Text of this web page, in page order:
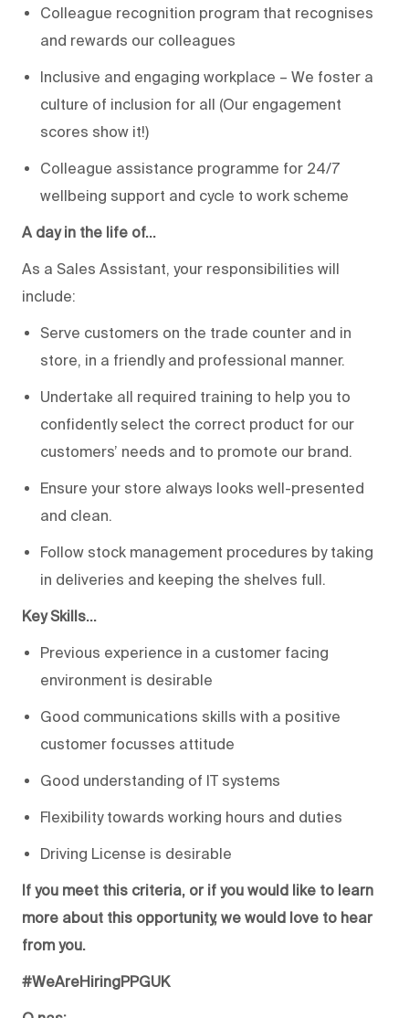
Colleague recognition program that recognises
and rewards our colleagues
Inclusive and engaging workplace – We foster a
culture of inclusion for all (Our engagement
scores show it!)
Colleague assistance programme for 24/7
wellbeing support and cycle to work scheme
A day in the life of…
As a Sales Assistant, your responsibilities will
include:
Serve customers on the trade counter and in
store, in a friendly and professional manner.
Undertake all required training to help you to
confidently select the correct product for our
customers’ needs and to promote our brand.
Ensure your store always looks well-presented
and clean.
Follow stock management procedures by taking
in deliveries and keeping the shelves full.
Key Skills…
Previous experience in a customer facing
environment is desirable
Good communications skills with a positive
customer focusses attitude
Good understanding of IT systems
Flexibility towards working hours and duties
Driving License is desirable
If you meet this criteria, or if you would like to learn
more about this opportunity, we would love to hear
from you.
#WeAreHiringPPGUK